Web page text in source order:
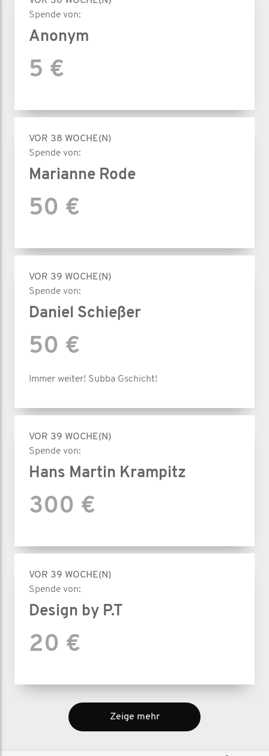
Spende von:
Anonym
5 €
VOR 38 WOCHE(N)
Spende von:
Marianne Rode
50 €
VOR 39 WOCHE(N)
Spende von:
Daniel Schießer
50 €
Immer weiter! Subba Gschicht!
VOR 39 WOCHE(N)
Spende von:
Hans Martin Krampitz
300 €
VOR 39 WOCHE(N)
Spende von:
Design by P.T
20 €
Zeige mehr